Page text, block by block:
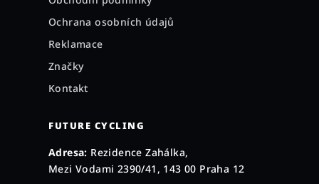
Ochrana osobních údajů
Reklamace
Značky
Kontakt
FUTURE CYCLING
Adresa: Rezidence Zahálka,
Mezi Vodami 2390/41, 143 00 Praha 12